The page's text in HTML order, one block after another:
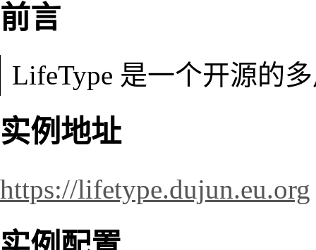
前言
LifeType 是一个开源的
实例地址
https://lifetype.dujun.eu.org